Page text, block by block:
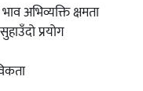
अभिव्यक्ति क्षमता
प्रयोग